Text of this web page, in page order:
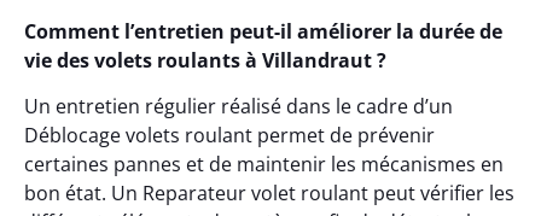
Comment l’entretien peut-il améliorer la durée de
vie des volets roulants à Villandraut ?
Un entretien régulier réalisé dans le cadre d’un
Déblocage volets roulant permet de prévenir
certaines pannes et de maintenir les mécanismes en
bon état. Un Reparateur volet roulant peut vérifier les